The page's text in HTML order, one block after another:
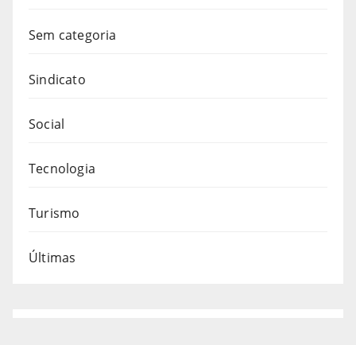
Sem categoria
Sindicato
Social
Tecnologia
Turismo
Últimas